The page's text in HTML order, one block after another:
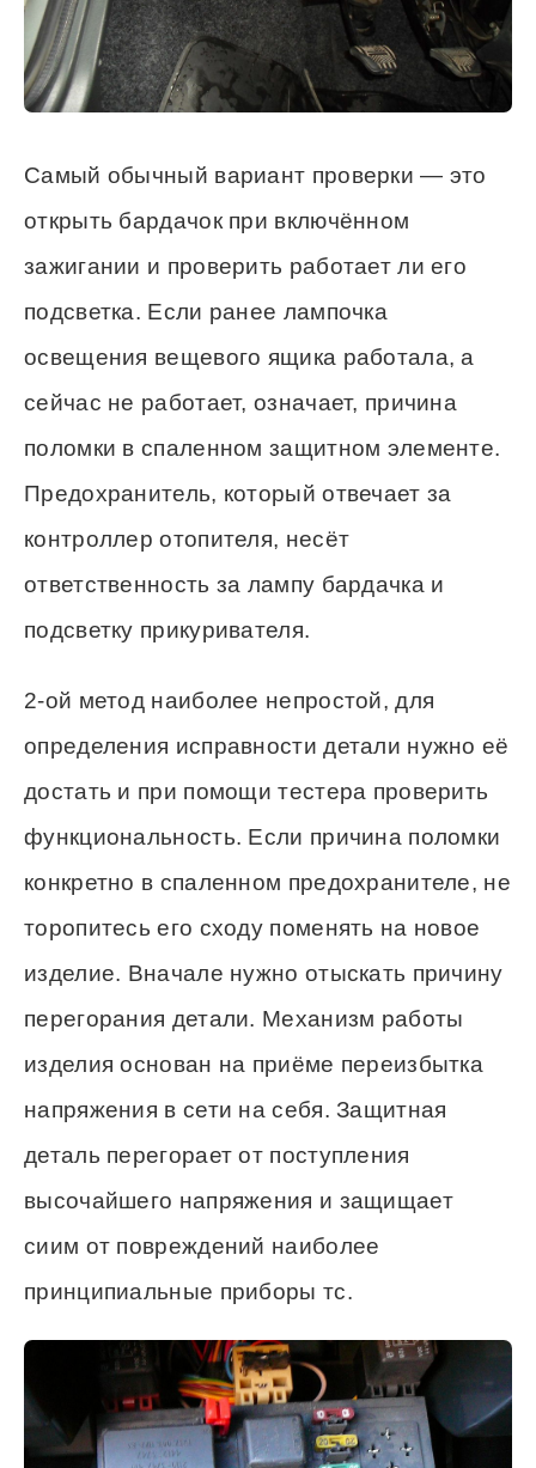
Самый обычный вариант проверки — это
открыть бардачок при включённом
зажигании и проверить работает ли его
подсветка. Если ранее лампочка
освещения вещевого ящика работала, а
сейчас не работает, означает, причина
поломки в спаленном защитном элементе.
Предохранитель, который отвечает за
контроллер отопителя, несёт
ответственность за лампу бардачка и
подсветку прикуривателя.
2-ой метод наиболее непростой, для
определения исправности детали нужно её
достать и при помощи тестера проверить
функциональность. Если причина поломки
конкретно в спаленном предохранителе, не
торопитесь его сходу поменять на новое
изделие. Вначале нужно отыскать причину
перегорания детали. Механизм работы
изделия основан на приёме переизбытка
напряжения в сети на себя. Защитная
деталь перегорает от поступления
высочайшего напряжения и защищает
сиим от повреждений наиболее
принципиальные приборы тс.